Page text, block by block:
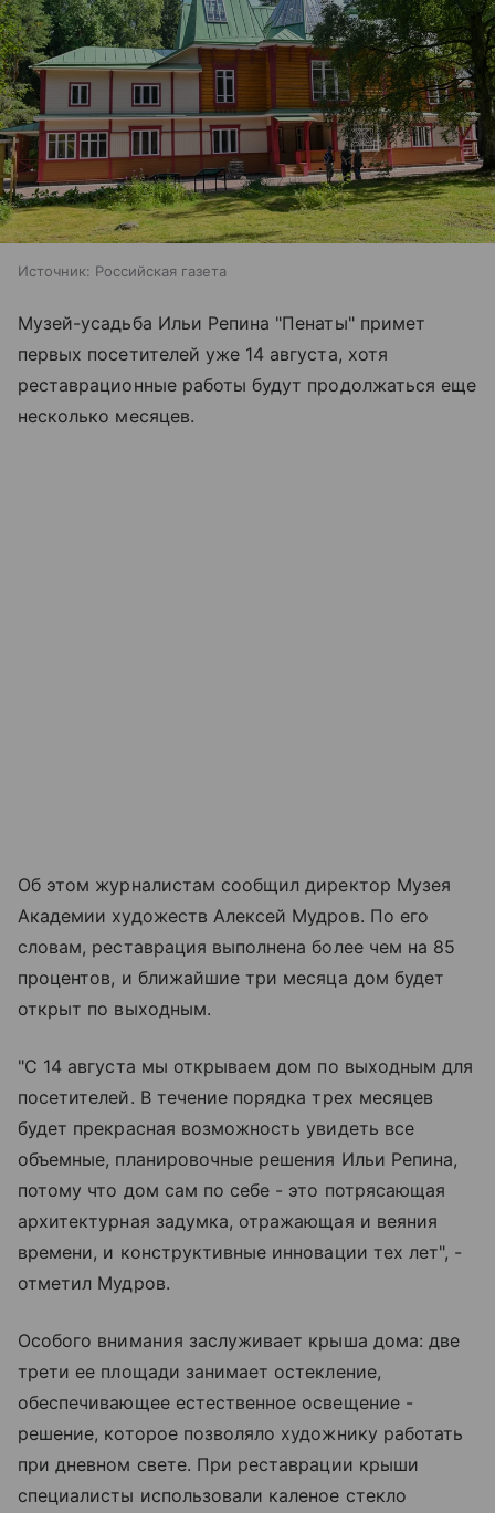
Источник: Российская газета
Музей-усадьба Ильи Репина "Пенаты" примет
первых посетителей уже 14 августа, хотя
реставрационные работы будут продолжаться еще
несколько месяцев.
Об этом журналистам сообщил директор Музея
Академии художеств Алексей Мудров. По его
словам, реставрация выполнена более чем на 85
процентов, и ближайшие три месяца дом будет
открыт по выходным.
"С 14 августа мы открываем дом по выходным для
посетителей. В течение порядка трех месяцев
будет прекрасная возможность увидеть все
объемные, планировочные решения Ильи Репина,
потому что дом сам по себе - это потрясающая
архитектурная задумка, отражающая и веяния
времени, и конструктивные инновации тех лет", -
отметил Мудров.
Особого внимания заслуживает крыша дома: две
трети ее площади занимает остекление,
обеспечивающее естественное освещение -
решение, которое позволяло художнику работать
при дневном свете. При реставрации крыши
специалисты использовали каленое стекло